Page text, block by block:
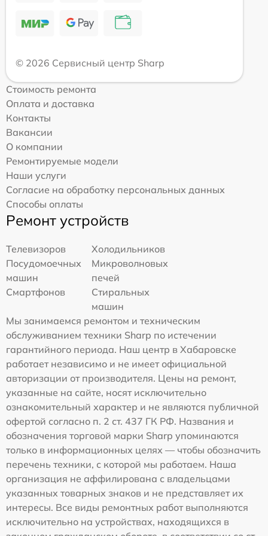
© 2026 Сервисный центр Sharp
Стоимость ремонта
Оплата и доставка
Контакты
Вакансии
О компании
Ремонтируемые модели
Наши услуги
Согласие на обработку персональных данных
Способы оплаты
Ремонт устройств
Телевизоров
Холодильников
Посудомоечных
машин
Микроволновых
печей
Смартфонов
Стиральных
машин
Мы занимаемся ремонтом и техническим
обслуживанием техники Sharp по истечении
гарантийного периода. Наш центр в Хабаровске
работает независимо и не имеет официальной
авторизации от производителя. Цены на ремонт,
указанные на сайте, носят исключительно
ознакомительный характер и не являются публичной
офертой согласно п. 2 ст. 437 ГК РФ. Названия и
обозначения торговой марки Sharp упоминаются
только в информационных целях — чтобы обозначить
перечень техники, с которой мы работаем. Наша
организация не аффилирована с владельцами
указанных товарных знаков и не представляет их
интересы. Все виды ремонтных работ выполняются
исключительно на устройствах, находящихся в